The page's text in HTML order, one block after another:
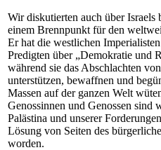
Wir diskutierten auch über
einem Brennpunkt für den
Er hat die westlichen
Predigten über „Demokratie und
während sie das Abschlachten
unterstützen, bewaffnen und
Massen auf der ganzen Welt
Genossinnen und Genossen sind
Palästina und unserer
Lösung von Seiten des
worden.